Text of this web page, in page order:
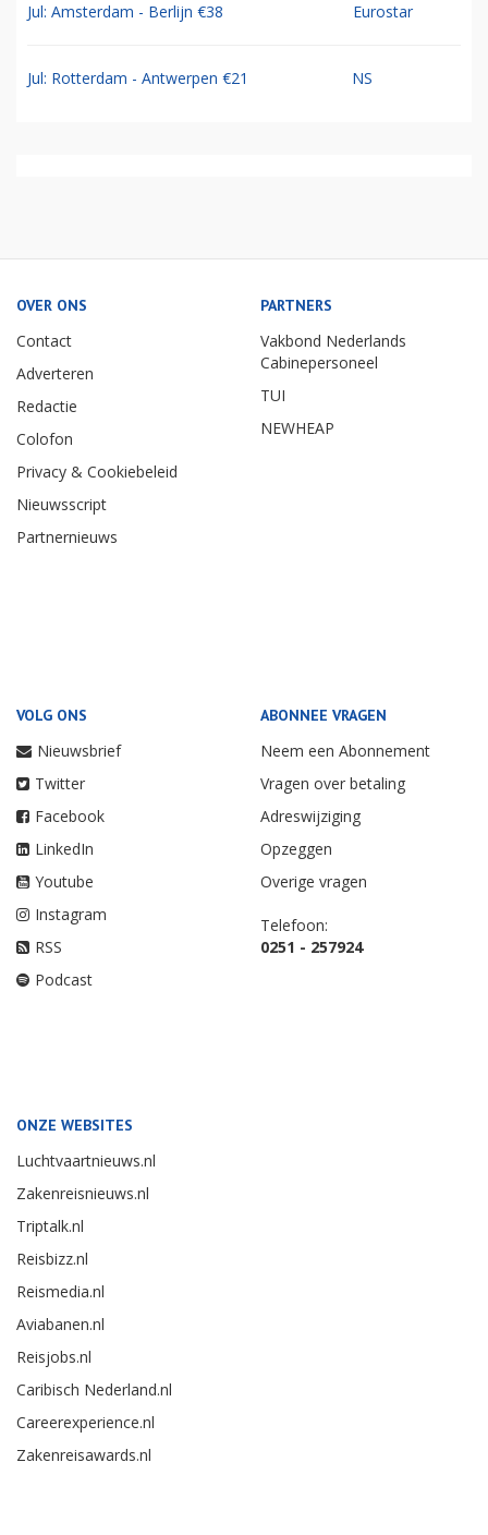
Jul: Amsterdam - Berlijn €38 Eurostar
Jul: Rotterdam - Antwerpen €21 NS
OVER ONS
Contact
Adverteren
Redactie
Colofon
Privacy & Cookiebeleid
Nieuwsscript
Partnernieuws
PARTNERS
Vakbond Nederlands
Cabinepersoneel
TUI
NEWHEAP
VOLG ONS
Nieuwsbrief
Twitter
Facebook
LinkedIn
Youtube
Instagram
RSS
Podcast
ABONNEE VRAGEN
Neem een Abonnement
Vragen over betaling
Adreswijziging
Opzeggen
Overige vragen
Telefoon:
0251 - 257924
ONZE WEBSITES
Luchtvaartnieuws.nl
Zakenreisnieuws.nl
Triptalk.nl
Reisbizz.nl
Reismedia.nl
Aviabanen.nl
Reisjobs.nl
Caribisch Nederland.nl
Careerexperience.nl
Zakenreisawards.nl